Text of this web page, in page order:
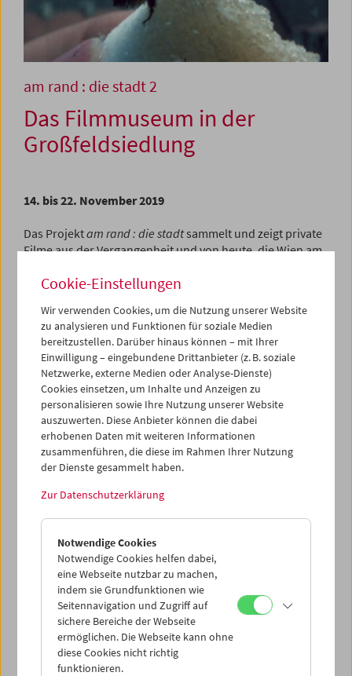
am rand : die stadt 2
Das Filmmuseum in der
Großfeldsiedlung
14. bis 22. November 2019
Das Projektam rand : die stadtsammelt und zeigt private
Filme aus der Vergangenheit und von heute, die Wien am
besonderen Momenten, bei Freizeitaktivitäten, privatem
Arbeitsleben. Ziel des Projekts unter der künstlerischen
Leitung von Gustav Deutsch und Hanna Schimek ist es,
private Filme und Videos zu sammeln, zu zeigen und zu
bewahren.
am rand : die stadt
ist im November in der
Großfeldsiedlung zu Gast. Das Unsichtbare Wanderkino
des Österreichischen Filmmuseums präsentiert in der
VHS Großfeldsiedlung eine Woche Filmprogramm. Nach
den im Westen, Osten und Süden gelegenen Stationen in
Hansson-Siedlung, geht das Projekt nun im Norden Wiens
Programm
(1) Eröffnung / Filmprogramm>>>
Donnerstag, 14. November 2019, 18 Uhr
(2) Ausstellung und 9 Filmprogramme
Freitag, 15. bis Freitag, 22. November (außer Sa. und So.),
16 bis 20 Uhr
Cookie-Einstellungen
Wir verwenden Cookies, um die Nutzung unserer Website
zu analysieren und Funktionen für soziale Medien
bereitzustellen. Darüber hinaus können – mit Ihrer
Einwilligung – eingebundene Drittanbieter (z. B. soziale
Netzwerke, externe Medien oder Analyse-Dienste)
Cookies einsetzen, um Inhalte und Anzeigen zu
personalisieren sowie Ihre Nutzung unserer Website
auszuwerten. Diese Anbieter können die dabei
erhobenen Daten mit weiteren Informationen
zusammenführen, die diese im Rahmen Ihrer Nutzung
der Dienste gesammelt haben.
Zur Datenschutzerklärung
Notwendige Cookies
Notwendige Cookies helfen dabei,
eine Webseite nutzbar zu machen,
indem sie Grundfunktionen wie
Seitennavigation und Zugriff auf
sichere Bereiche der Webseite
ermöglichen. Die Webseite kann ohne
diese Cookies nicht richtig
funktionieren.